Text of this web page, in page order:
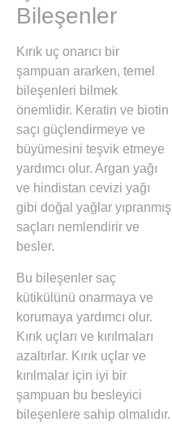
Bileşenler
Kırık uç onarıcı bir
şampuan ararken, temel
bileşenleri bilmek
önemlidir. Keratin ve biotin
saçı güçlendirmeye ve
büyümesini teşvik etmeye
yardımcı olur. Argan yağı
ve hindistan cevizi yağı
gibi doğal yağlar yıpranmış
saçları nemlendirir ve
besler.
Bu bileşenler saç
kütikülünü onarmaya ve
korumaya yardımcı olur.
Kırık uçları ve kırılmaları
azaltırlar. Kırık uçlar ve
kırılmalar için iyi bir
şampuan bu besleyici
bileşenlere sahip olmalıdır.